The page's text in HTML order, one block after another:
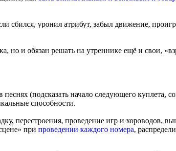
сбился, уронил атрибут, забыл движение,
но и обязан решать на утреннике ещё и свои,
песнях (подсказать начало следующего куплета,
способности.
перестроения, проведение игр и хороводов,
при проведении каждого номера,